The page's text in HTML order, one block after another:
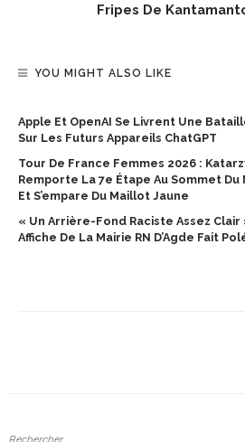
Fripes De
YOU MIGHT ALSO LIKE
Apple Et OpenAI Se Livrent Une
Sur Les Futurs Appareils ChatGPT
Tour De France Femmes 2026 :
Remporte La 7e Étape Au Sommet
Et S’empare Du Maillot Jaune
« Un Arrière-Fond Raciste Assez Clair
Affiche De La Mairie RN D’Agde Fait